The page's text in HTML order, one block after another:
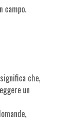
campo.
che,
un